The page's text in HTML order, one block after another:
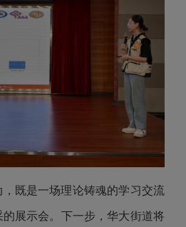
既是一场理论铸魂的学习交流
展示会。下一步，华大街道将